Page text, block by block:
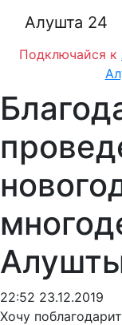
Алушта 24
Подключайся к
22:52 23.12.2019
Хочу